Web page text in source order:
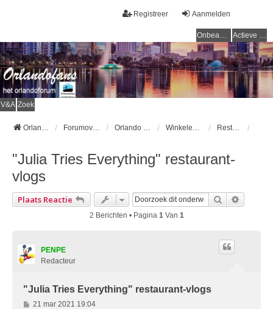
Aanmelden
Registreer
Onbeantwoorde onderwerpen Actieve onderwerpen
V&A Zoek
Orlandofans Homepage Forumoverzicht Orlando & omgeving Winkelen & Restaurants Restaurants
"Julia Tries Everything" restaurant-
vlogs
Plaats Reactie Zoek
2 Berichten • Pagina 1Van 1
PENPE
Redacteur
"Julia Tries Everything" restaurant-vlogs
B21 mar 2021 19:04